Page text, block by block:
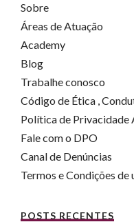
Sobre
Áreas de Atuação
Academy
Blog
Trabalhe conosco
Código de Ética ,
Política de Privacidade
Fale com o DPO
Canal de Denúncias
Termos e Condições de
POSTS RECENTES